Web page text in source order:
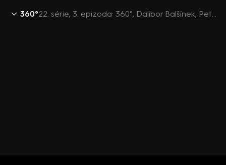
360° 22. série, 3. epizoda: 360°, Dalibor Balšínek, Petr Hartman, Alexandr Vondra, Mikuláš Peksa, Petr Drulák - 3.1. v 21:51